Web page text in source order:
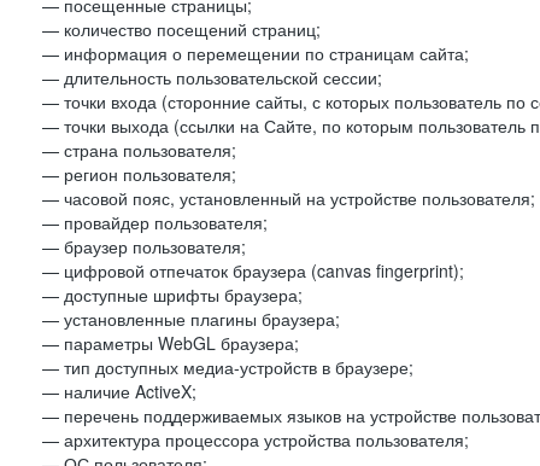
— посещенные страницы;
— количество посещений страниц;
— информация о перемещении по страницам сайта;
— длительность пользовательской сессии;
— точки входа (сторонние сайты, с которых пользователь по
— точки выхода (ссылки на Сайте, по которым пользователь
— страна пользователя;
— регион пользователя;
— часовой пояс, установленный на устройстве пользователя;
— провайдер пользователя;
— браузер пользователя;
— цифровой отпечаток браузера (canvas fingerprint);
— доступные шрифты браузера;
— установленные плагины браузера;
— параметры WebGL браузера;
— тип доступных медиа-устройств в браузере;
— наличие ActiveX;
— перечень поддерживаемых языков на устройстве
— архитектура процессора устройства пользователя;